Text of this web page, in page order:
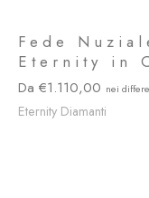
Fede
Eternity in
1.110,00
Eternity Diamanti